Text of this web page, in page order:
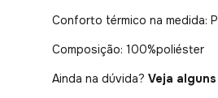
Conforto térmico na medida:
Composição: 100%poliéster
Ainda na dúvida? Veja